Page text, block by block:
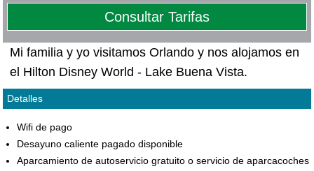
Consultar Tarifas
Mi familia y yo visitamos Orlando y nos alojamos en
el Hilton Disney World - Lake Buena Vista.
Detalles
Wifi de pago
Desayuno caliente pagado disponible
Aparcamiento de autoservicio gratuito o servicio de aparcacoches